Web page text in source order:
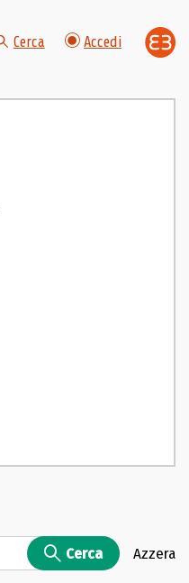
Cerca Accedi
Cerca Azzera